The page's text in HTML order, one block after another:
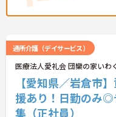
【チームでの情報共有が
の体調や業務連絡を細や
・多職種連携で職種を超
もと、困った時もすぐに
す。
【残業が少なく独自の休
通所介護（デイサービス）
医療法人愛礼会 団欒の家いわ
【愛知県／岩倉市
援あり！日勤のみ◎
集（正社員）